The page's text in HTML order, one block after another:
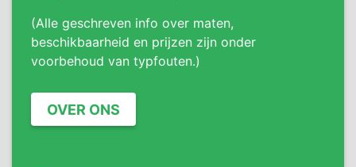
(Alle geschreven info over maten,
beschikbaarheid en prijzen zijn onder
voorbehoud van typfouten.)
OVER ONS